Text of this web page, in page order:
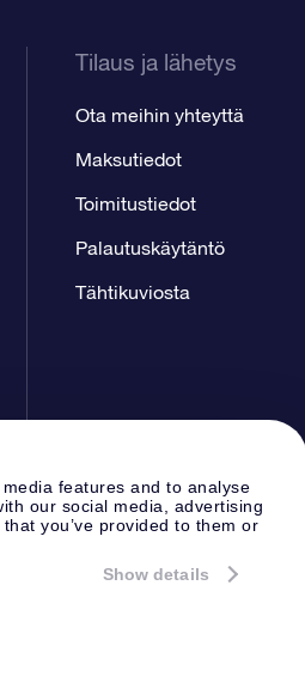
features and to analyse
our social media, advertising
you’ve provided to them or
Show details
Tilaus ja lähetys
Ota meihin yhteyttä
Maksutiedot
Toimitustiedot
Palautuskäytäntö
Tähtikuviosta
Tietosuoja ja